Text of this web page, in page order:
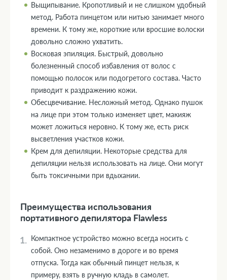
Выщипывание. Кропотливый и не слишком удобный
метод. Работа пинцетом или нитью занимает много
времени. К тому же, короткие или вросшие волоски
довольно сложно ухватить.
Восковая эпиляция. Быстрый, довольно
болезненный способ избавления от волос с
помощью полосок или подогретого состава. Часто
приводит к раздражению кожи.
Обесцвечивание. Несложный метод. Однако пушок
на лице при этом только изменяет цвет, макияж
может ложиться неровно. К тому же, есть риск
высветления участков кожи.
Крем для депиляции. Некоторые средства для
депиляции нельзя использовать на лице. Они могут
быть токсичными при вдыхании.
Преимущества использования
портативного депилятора Flawless
Компактное устройство можно всегда носить с
собой. Оно незаменимо в дороге и во время
отпуска. Тогда как обычный пинцет нельзя, к
примеру, взять в ручную кладь в самолет.